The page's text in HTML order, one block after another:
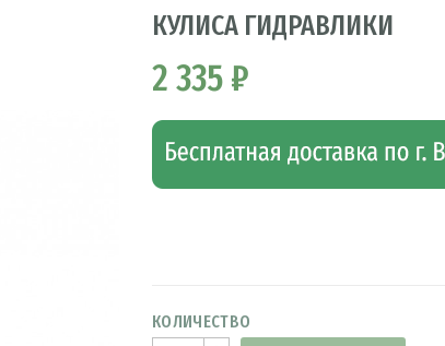
КУЛИСА ГИДРАВЛИКИ
2 335 ₽
КОЛИЧЕСТВО